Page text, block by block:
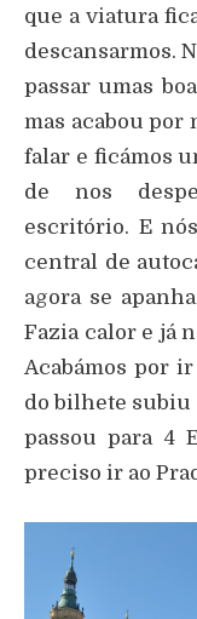
que a viatura
descansarmos.
passar umas
mas acabou por
falar e ficámos
de nos
escritório. E
central de
agora se
Fazia calor e já
Acabámos por
do bilhete subiu
passou para 4
preciso ir ao